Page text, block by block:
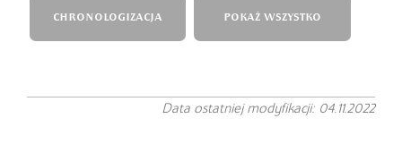
CHRONOLOGIZACJA POKAŻ WSZYSTKO
Data ostatniej modyfikacji: 04.11.2022